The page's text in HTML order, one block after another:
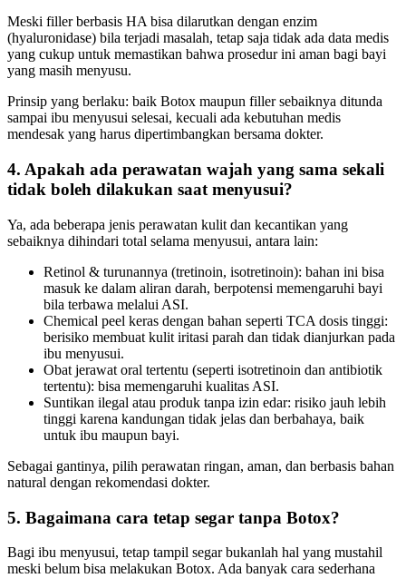
Meski filler berbasis HA bisa dilarutkan dengan enzim
(hyaluronidase) bila terjadi masalah, tetap saja tidak ada data medis
yang cukup untuk memastikan bahwa prosedur ini aman bagi bayi
yang masih menyusu.
Prinsip yang berlaku: baik Botox maupun filler sebaiknya ditunda
sampai ibu menyusui selesai, kecuali ada kebutuhan medis
mendesak yang harus dipertimbangkan bersama dokter.
4. Apakah ada perawatan wajah yang sama sekali
tidak boleh dilakukan saat menyusui?
Ya, ada beberapa jenis perawatan kulit dan kecantikan yang
sebaiknya dihindari total selama menyusui, antara lain:
Retinol & turunannya (tretinoin, isotretinoin): bahan ini bisa
masuk ke dalam aliran darah, berpotensi memengaruhi bayi
bila terbawa melalui ASI.
Chemical peel keras dengan bahan seperti TCA dosis tinggi:
berisiko membuat kulit iritasi parah dan tidak dianjurkan pada
ibu menyusui.
Obat jerawat oral tertentu (seperti isotretinoin dan antibiotik
tertentu): bisa memengaruhi kualitas ASI.
Suntikan ilegal atau produk tanpa izin edar: risiko jauh lebih
tinggi karena kandungan tidak jelas dan berbahaya, baik
untuk ibu maupun bayi.
Sebagai gantinya, pilih perawatan ringan, aman, dan berbasis bahan
natural dengan rekomendasi dokter.
5. Bagaimana cara tetap segar tanpa Botox?
Bagi ibu menyusui, tetap tampil segar bukanlah hal yang mustahil
meski belum bisa melakukan Botox. Ada banyak cara sederhana